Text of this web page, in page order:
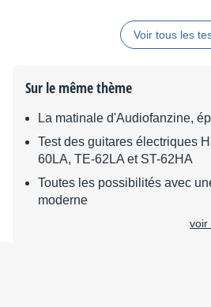
Voir tous les
Sur le même thème
La matinale d'Audiofanzine,
Test des guitares électriques
60LA, TE-62LA et ST-62HA
Toutes les possibilités avec
moderne
voir